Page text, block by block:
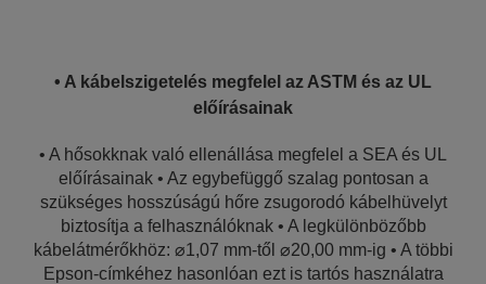
• A kábelszigetelés megfelel az ASTM és az UL
előírásainak
• A hősokknak való ellenállása megfelel a SEA és UL
előírásainak • Az egybefüggő szalag pontosan a
szükséges hosszúságú hőre zsugorodó kábelhüvelyt
biztosítja a felhasználóknak • A legkülönbözőbb
kábelátmérőkhöz: ⌀1,07 mm-től ⌀20,00 mm-ig • A többi
Epson-címkéhez hasonlóan ezt is tartós használatra